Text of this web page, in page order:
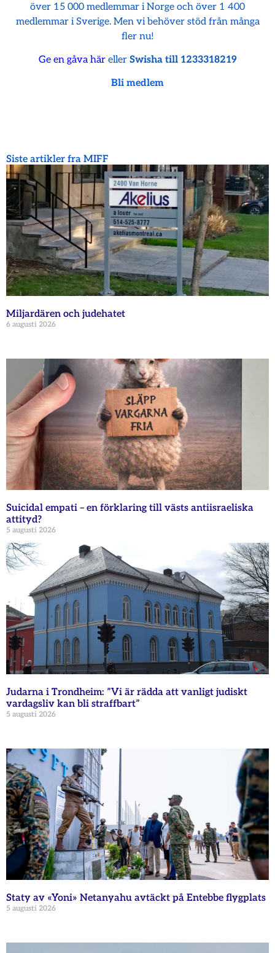
över 15 000 medlemmar i Norge och över 1 400
medlemmar i Sverige. Men vi behöver stöd från många
fler nu!
Ge en gåva häreller Swisha till 1233318219
Bli medlem
Siste artikler fra MIFF
Miljardären och judehatet
6 augusti 2026
Suicidal empati – en förklaring till västs antiisraeliska
attityd?
5 augusti 2026
Judarna i Trondheim: ”Vi är rädda att vanligt judiskt
vardagsliv kan bli straffbart”
5 augusti 2026
Staty av «Yoni» Netanyahu avtäckt på Entebbe flygplats
5 augusti 2026